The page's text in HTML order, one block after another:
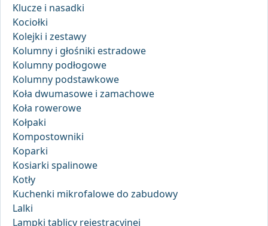
Klucze i nasadki
Kociołki
Kolejki i zestawy
Kolumny i głośniki estradowe
Kolumny podłogowe
Kolumny podstawkowe
Koła dwumasowe i zamachowe
Koła rowerowe
Kołpaki
Kompostowniki
Koparki
Kosiarki spalinowe
Kotły
Kuchenki mikrofalowe do zabudowy
Lalki
Lampki tablicy rejestracyjnej